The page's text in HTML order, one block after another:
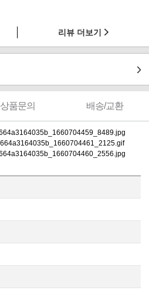
리뷰 더보기
상품문의 배송/교환